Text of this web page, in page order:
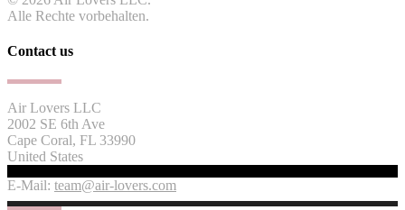
Alle Rechte vorbehalten.
Contact us
Air Lovers LLC
2002 SE 6th Ave
Cape Coral, FL 33990
United States
E-Mail: team@air-lovers.com